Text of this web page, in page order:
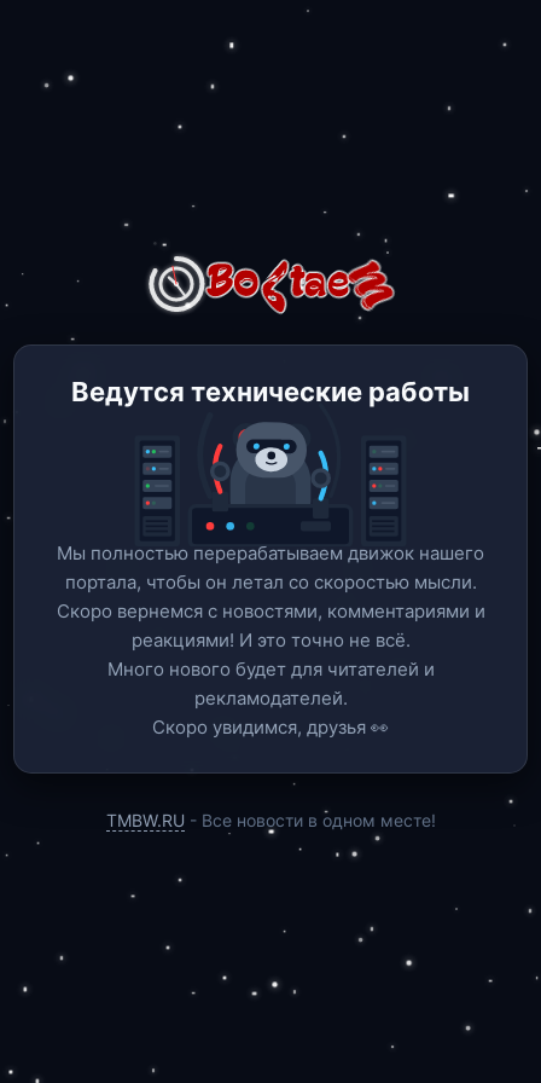
Ведутся технические работы
Мы полностью перерабатываем движок нашего
портала, чтобы он летал со скоростью мысли.
Скоро вернемся c новостями, комментариями и
реакциями! И это точно не всё.
Много нового будет для читателей и
рекламодателей.
Скоро увидимся, друзья 👀
TMBW.RU - Все новости в одном месте!